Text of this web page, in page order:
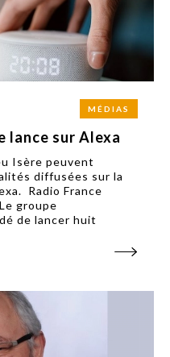
MÉDIAS
lance sur Alexa
Isère peuvent
diffusées sur la
Radio France
groupe
de lancer huit